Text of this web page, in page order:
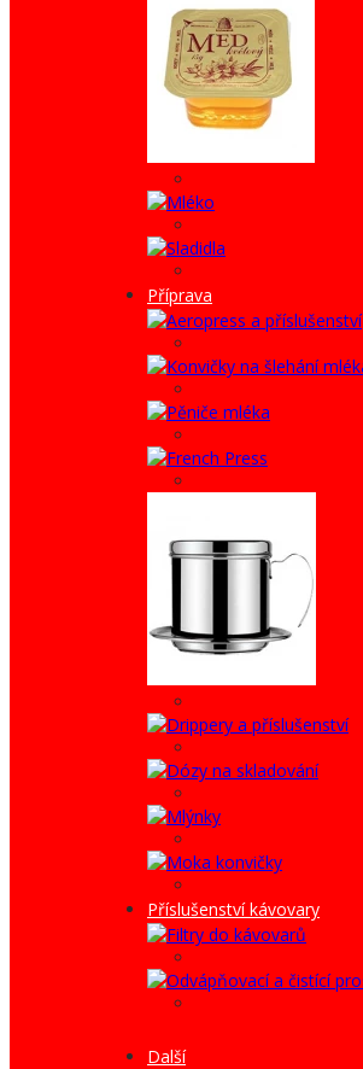
Příprava
Příslušenství kávovary
Další